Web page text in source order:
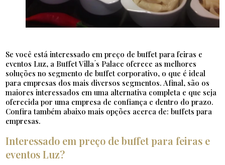
Se você está interessado em preço de buffet para feiras e
eventos Luz, a Buffet Villa ́s Palace oferece as melhores
soluções no segmento de buffet corporativo, o que é ideal
para empresas dos mais diversos segmentos. Afinal, são os
maiores interessados em uma alternativa completa e que seja
oferecida por uma empresa de confiança e dentro do prazo.
Confira também abaixo mais opções acerca de: buffets para
empresas.
Interessado em preço de buffet para feiras e
eventos Luz?